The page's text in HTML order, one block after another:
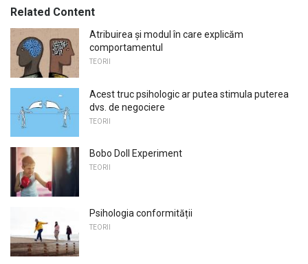
Related Content
Atribuirea și modul în care explicăm
comportamentul
TEORII
Acest truc psihologic ar putea stimula puterea
dvs. de negociere
TEORII
Bobo Doll Experiment
TEORII
Psihologia conformității
TEORII